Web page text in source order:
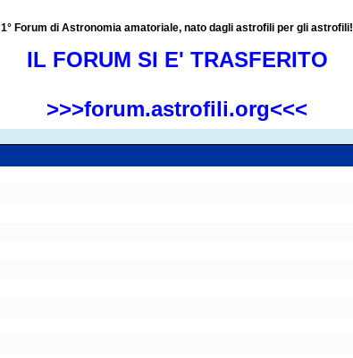
1° Forum di Astronomia amatoriale, nato dagli astrofili per gli astrofili!
IL FORUM SI E' TRASFERITO
>>>forum.astrofili.org<<<